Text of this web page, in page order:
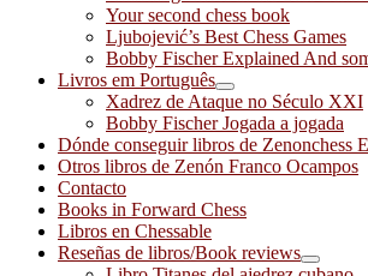
Your second chess book
Ljubojević’s Best Chess Games
Bobby Fischer Explained And
Livros em Português
Xadrez de Ataque no Século XXI
Bobby Fischer Jogada a jogada
Dónde conseguir libros de Zenonchess
Otros libros de Zenón Franco Ocampos
Contacto
Books in Forward Chess
Libros en Chessable
Reseñas de libros/Book reviews